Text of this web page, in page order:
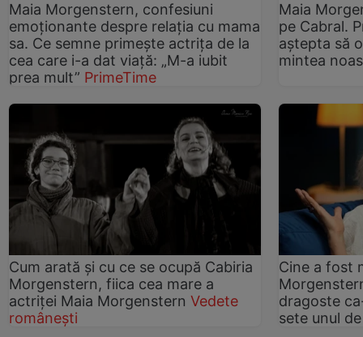
Maia Morgenstern, confesiuni
emoționante despre relația cu mama
sa. Ce semne primește actrița de la
cea care i-a dat viață: „M-a iubit
prea mult” PrimeTime
Maia
pe Cabral.
aștepta să
mintea
Cum arată și cu ce se ocupă Cabiria
Morgenstern, fiica cea mare a
actriței Maia Morgenstern Vedete
românești
Cine a fost
dragoste
sete unul